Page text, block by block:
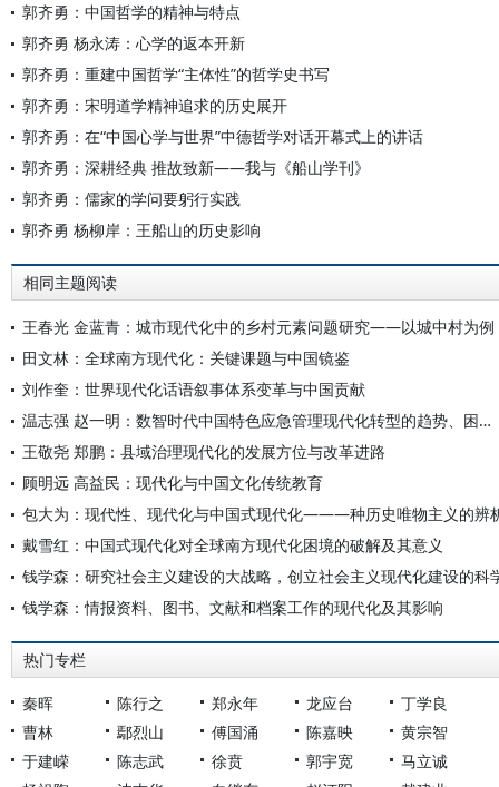
郭齐勇：中国哲学的精神与特点
郭齐勇 杨永涛：心学的返本开新
郭齐勇：重建中国哲学“主体性”的哲学史书写
郭齐勇：宋明道学精神追求的历史展开
郭齐勇：在“中国心学与世界”中德哲学对话开幕式上的讲话
郭齐勇：深耕经典 推故致新——我与《船山学刊》
郭齐勇：儒家的学问要躬行实践
郭齐勇 杨柳岸：王船山的历史影响
相同主题阅读
王春光 金蓝青：城市现代化中的乡村元素问题研究——以城中村为例
田文林：全球南方现代化：关键课题与中国镜鉴
刘作奎：世界现代化话语叙事体系变革与中国贡献
温志强 赵一明：数智时代中国特色应急管理现代化转型的趋势、困境与方向
王敬尧 郑鹏：县域治理现代化的发展方位与改革进路
顾明远 高益民：现代化与中国文化传统教育
包大为：现代性、现代化与中国式现代化———种历史唯物主义的辨
戴雪红：中国式现代化对全球南方现代化困境的破解及其意义
钱学森：研究社会主义建设的大战略，创立社会主义现代化建设的科
钱学森：情报资料、图书、文献和档案工作的现代化及其影响
热门专栏
秦晖 陈行之 郑永年 龙应台
丁学良
曹林
鄢烈山 傅国涌 陈嘉映
黄宗智
于建嵘
陈志武 徐贲 郭宇宽
马立诚